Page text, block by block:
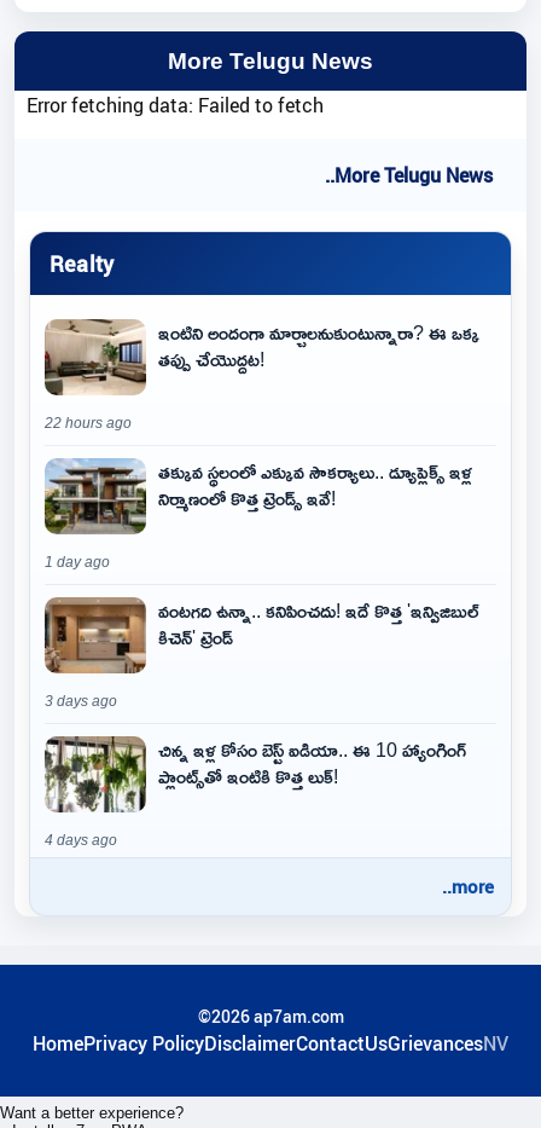
More Telugu News
Error fetching data: Failed to fetch
..More Telugu News
Realty
ఇంటిని అందంగా మార్చాలనుకుంటున్నారా? ఈ ఒక్క
తప్పు చేయొద్దట!
22 hours ago
తక్కువ స్థలంలో ఎక్కువ సౌకర్యాలు.. డ్యూప్లెక్స్ ఇళ్ల
నిర్మాణంలో కొత్త ట్రెండ్స్ ఇవే!
1 day ago
వంటగది ఉన్నా.. కనిపించదు! ఇదే కొత్త 'ఇన్విజిబుల్
కిచెన్' ట్రెండ్
3 days ago
చిన్న ఇళ్ల కోసం బెస్ట్ ఐడియా.. ఈ 10 హ్యాంగింగ్
ప్లాంట్స్‌తో ఇంటికి కొత్త లుక్!
4 days ago
..more
©2026 ap7am.com
HomePrivacy PolicyDisclaimerContactUsGrievancesNV
Want a better experience?